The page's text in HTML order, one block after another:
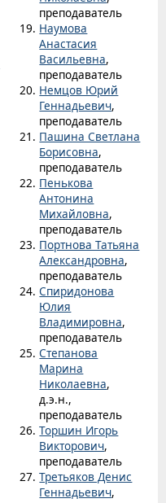
преподаватель
Наумова
Анастасия
Васильевна,
преподаватель
Немцов Юрий
Геннадьевич,
преподаватель
Пашина Светлана
Борисовна,
преподаватель
Пенькова
Антонина
Михайловна,
преподаватель
Портнова Татьяна
Александровна,
преподаватель
Спиридонова
Юлия
Владимировна,
преподаватель
Степанова
Марина
Николаевна,
д.э.н.,
преподаватель
Торшин Игорь
Викторович,
преподаватель
Третьяков Денис
Геннадьевич,